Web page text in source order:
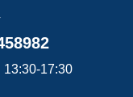
13:30-17:30